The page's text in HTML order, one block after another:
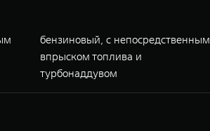
бензиновый, с непосредственным
впрыском топлива и
турбонаддувом